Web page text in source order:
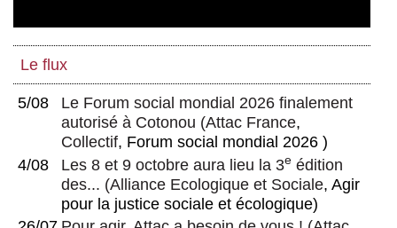
Le flux
5/08
Le Forum social mondial 2026 finalement
autorisé à Cotonou (Attac France,
Collectif, Forum social mondial 2026 )
4/08
Les 8 et 9 octobre aura lieu la 3e édition
des... (Alliance Ecologique et Sociale, Agir
pour la justice sociale et écologique)